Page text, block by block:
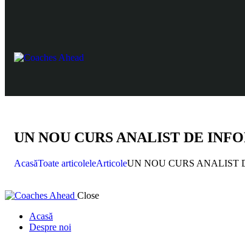
UN NOU CURS ANALIST DE
AcasăToate articoleleArticoleUN NOU CURS ANALIST
Close
Acasă
Despre noi